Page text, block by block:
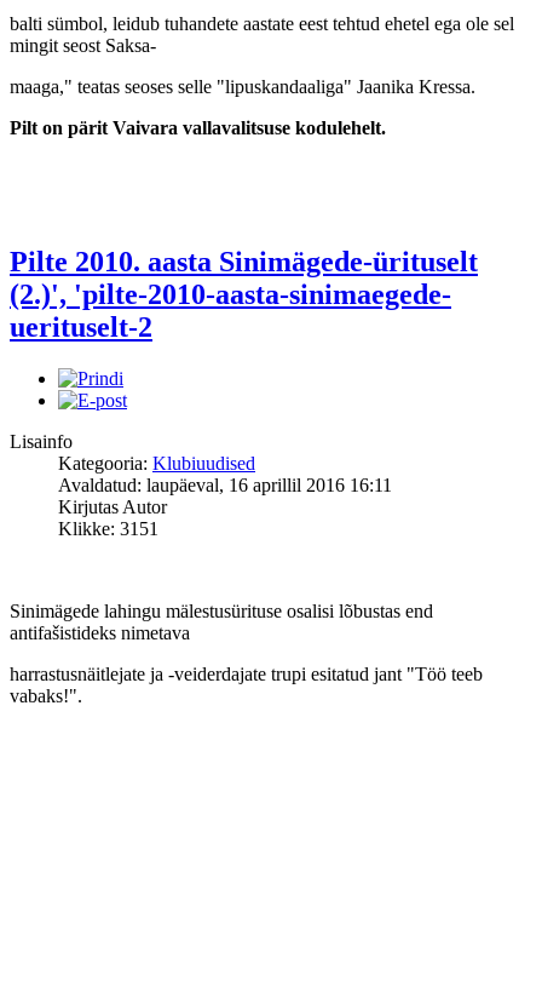
balti sümbol, leidub tuhandete aastate eest tehtud ehetel ega ole sel
mingit seost Saksa-
maaga," teatas seoses selle "lipuskandaaliga" Jaanika Kressa.
Pilt on pärit Vaivara vallavalitsuse kodulehelt.
Pilte 2010. aasta Sinimägede-ürituselt
(2.)', 'pilte-2010-aasta-sinimaegede-
uerituselt-2
Lisainfo
Kategooria: Klubiuudised
Avaldatud: laupäeval, 16 aprillil 2016 16:11
Kirjutas Autor
Klikke: 3151
Sinimägede lahingu mälestusürituse osalisi lõbustas end
antifašistideks nimetava
harrastusnäitlejate ja -veiderdajate trupi esitatud jant "Töö teeb
vabaks!".